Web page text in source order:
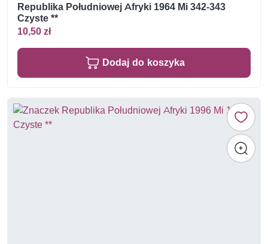
Republika Południowej Afryki 1964 Mi 342-343
Czyste **
10,50 zł
Dodaj do koszyka